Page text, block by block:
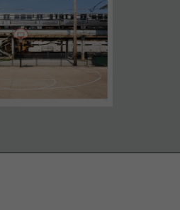
ウェーデンのお客様限定で額装サー
の額装は壊れやすいため、海外へ
いてはお問い合わせください。
はお客様のご要望に応じて特別に
14 日ほどかかります